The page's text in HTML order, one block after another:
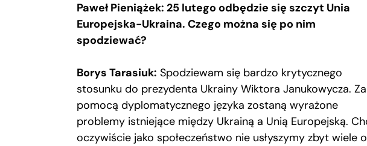
Paweł Pieniążek: 25 lutego odbędzie się szczyt Unia
Europejska-Ukraina. Czego można się po nim
spodziewać?
Borys Tarasiuk: Spodziewam się bardzo krytycznego
stosunku do prezydenta Ukrainy Wiktora Janukowycza. Za
pomocą dyplomatycznego języka zostaną wyrażone
problemy istniejące między Ukrainą a Unią Europejską.
oczywiście jako społeczeństwo nie usłyszymy zbyt wiele o